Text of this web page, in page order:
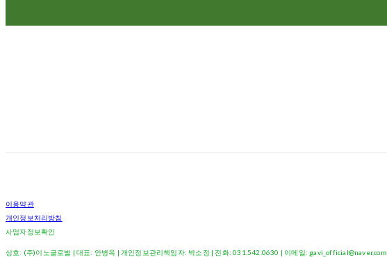
이용약관
개인정보처리방침
사업자정보확인
상호: (주)이노글로벌 | 대표: 안병옥 | 개인정보관리책임자: 박소정 | 전화: 031.542.0630 | 이메일: gavi_official@naver.com